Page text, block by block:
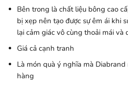
Bên trong là chất liệu bông cao
bị xẹp nên tạo được sự êm ái khi
lại cảm giác vô cùng thoải mái và
Giá cả cạnh tranh
Là món quà ý nghĩa mà
hàng